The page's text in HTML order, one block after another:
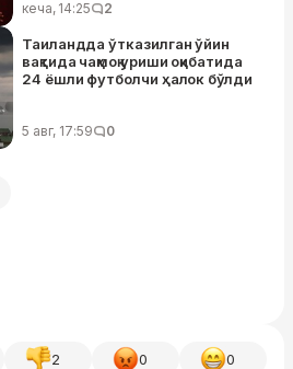
кеча, 14:25 2
Таиландда ўтказилган ўйин
вақтида чақмоқ уриши оқибатида
24 ёшли футболчи ҳалок бўлди
5 авг, 17:59 0
2 0 0